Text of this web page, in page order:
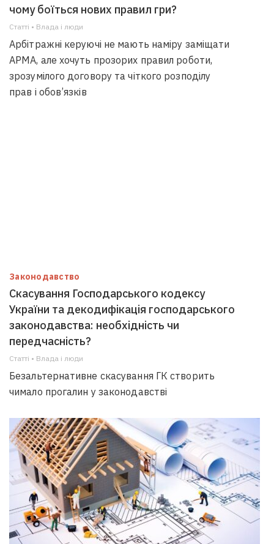
чому боїться нових правил гри?
Статті • Влада i люди
Арбітражні керуючі не мають наміру заміщати
АРМА, але хочуть прозорих правил роботи,
зрозумілого договору та чіткого розподілу
прав і обов’язків
Законодавство
Скасування Господарського кодексу
України та декодифікація господарського
законодавства: необхідність чи
передчасність?
Статті • Влада i люди
Безальтернативне скасування ГК створить
чимало прогалин у законодавстві